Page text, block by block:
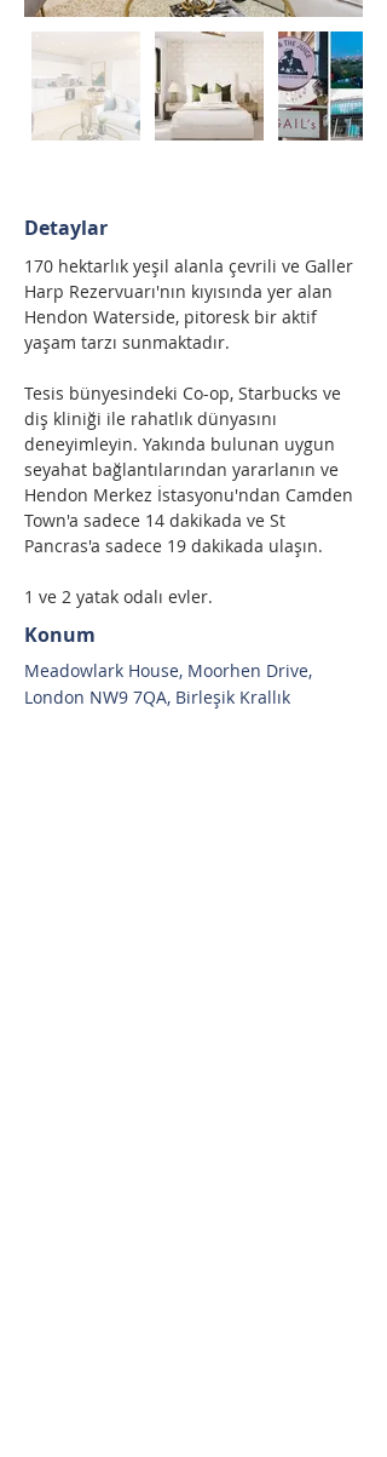
Detaylar
170 hektarlık yeşil alanla çevrili ve Galler
Harp Rezervuarı'nın kıyısında yer alan
Hendon Waterside, pitoresk bir aktif
yaşam tarzı sunmaktadır.
Tesis bünyesindeki Co-op, Starbucks ve
diş kliniği ile rahatlık dünyasını
deneyimleyin. Yakında bulunan uygun
seyahat bağlantılarından yararlanın ve
Hendon Merkez İstasyonu'ndan Camden
Town'a sadece 14 dakikada ve St
Pancras'a sadece 19 dakikada ulaşın.
1 ve 2 yatak odalı evler.
Konum
Meadowlark House, Moorhen Drive,
London NW9 7QA, Birleşik Krallık